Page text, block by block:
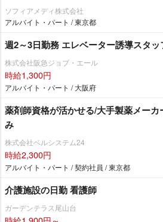
ソフィアメディ株式会社
アルバイト・パート / 東京都
週2～3日勤務 エレベーター誘導スタッ
株式会社阪急ジョブ・エール
時給1,300円
アルバイト・パート / 大阪府
薬剤師資格が活かせる/大手製薬メー
み
株式会社ベルシステム24
時給2,300円
アルバイト・パート / 契約社員 / 東京都
介護施設の日勤 看護師
ガーデンテラス尾山台